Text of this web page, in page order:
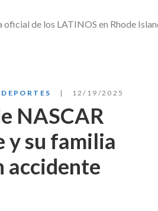
12/19/2025
NASCAR
y su familia
accidente